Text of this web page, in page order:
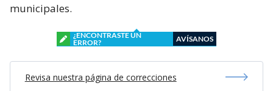
municipales.
¿ENCONTRASTE UN
ERROR?
AVÍSANOS
Revisa nuestra página de correcciones